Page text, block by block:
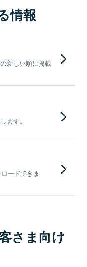
情報
新しい順に掲載
ます。
ードできま
さま向け